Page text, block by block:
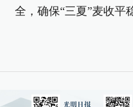
全，确保“三夏”麦收平